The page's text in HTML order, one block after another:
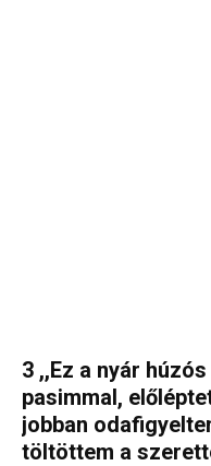
3 ,,Ez a nyár
pasimmal,
jobban
töltöttem a